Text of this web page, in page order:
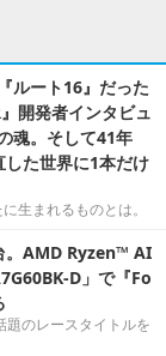
ルート16』だった
開発者インタビュ
魂。そして41年
た世界に1本だけ
生まれるものとは。
。AMD Ryzen™ AI
D」で『Fo
題のレースタイトルを